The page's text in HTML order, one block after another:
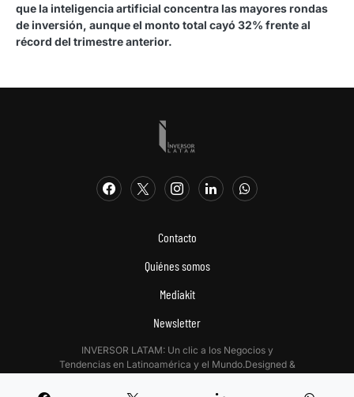
que la inteligencia artificial concentra las mayores rondas
de inversión, aunque el monto total cayó 32% frente al
récord del trimestre anterior.
Contacto
Quiénes somos
Mediakit
Newsletter
INVERSOR LATAM: Un clic a los Negocios y
Tendencias en Latinoamérica y el Mundo.Designed &